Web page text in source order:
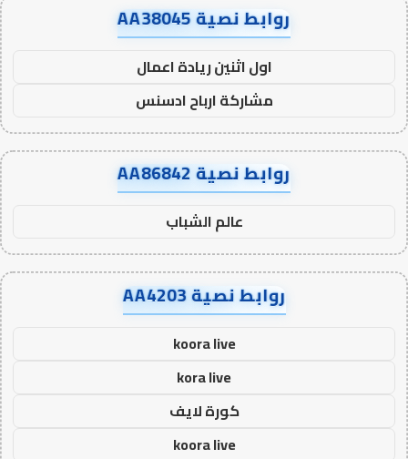
روابط نصية AA38045
اول اثنين ريادة اعمال
مشاركة ارباح ادسنس
روابط نصية AA86842
عالم الشباب
روابط نصية AA4203
koora live
kora live
كورة لايف
koora live